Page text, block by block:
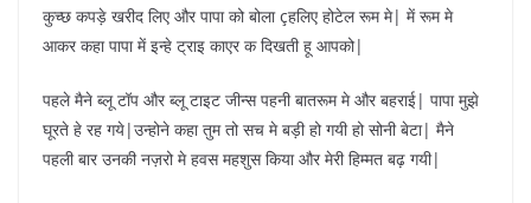
कुच्छ कपड़े खरीद लिए और पापा को बोला çहलिए होटेल रूम मे| में रूम मे
आकर कहा पापा में इन्हे ट्राइ काएर क दिखती हू आपको|
पहले मैने ब्लू टॉप और ब्लू टाइट जीन्स पहनी बातरूम मे और बहराई| पापा मुझे
घूरते हे रह गये|उन्होने कहा तुम तो सच मे बड़ी हो गयी हो सोनी बेटा| मैने
पहली बार उनकी नज़रो मे हवस महशुस किया और मेरी हिम्मत बढ़ गयी|